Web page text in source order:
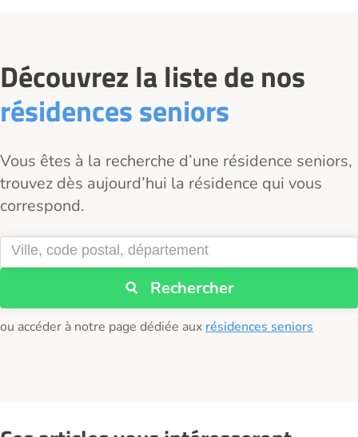
Découvrez la liste de nos
résidences seniors
Vous êtes à la recherche d’une résidence seniors,
trouvez dès aujourd’hui la résidence qui vous
correspond.
Rechercher
ou accéder à notre page dédiée aux résidences seniors